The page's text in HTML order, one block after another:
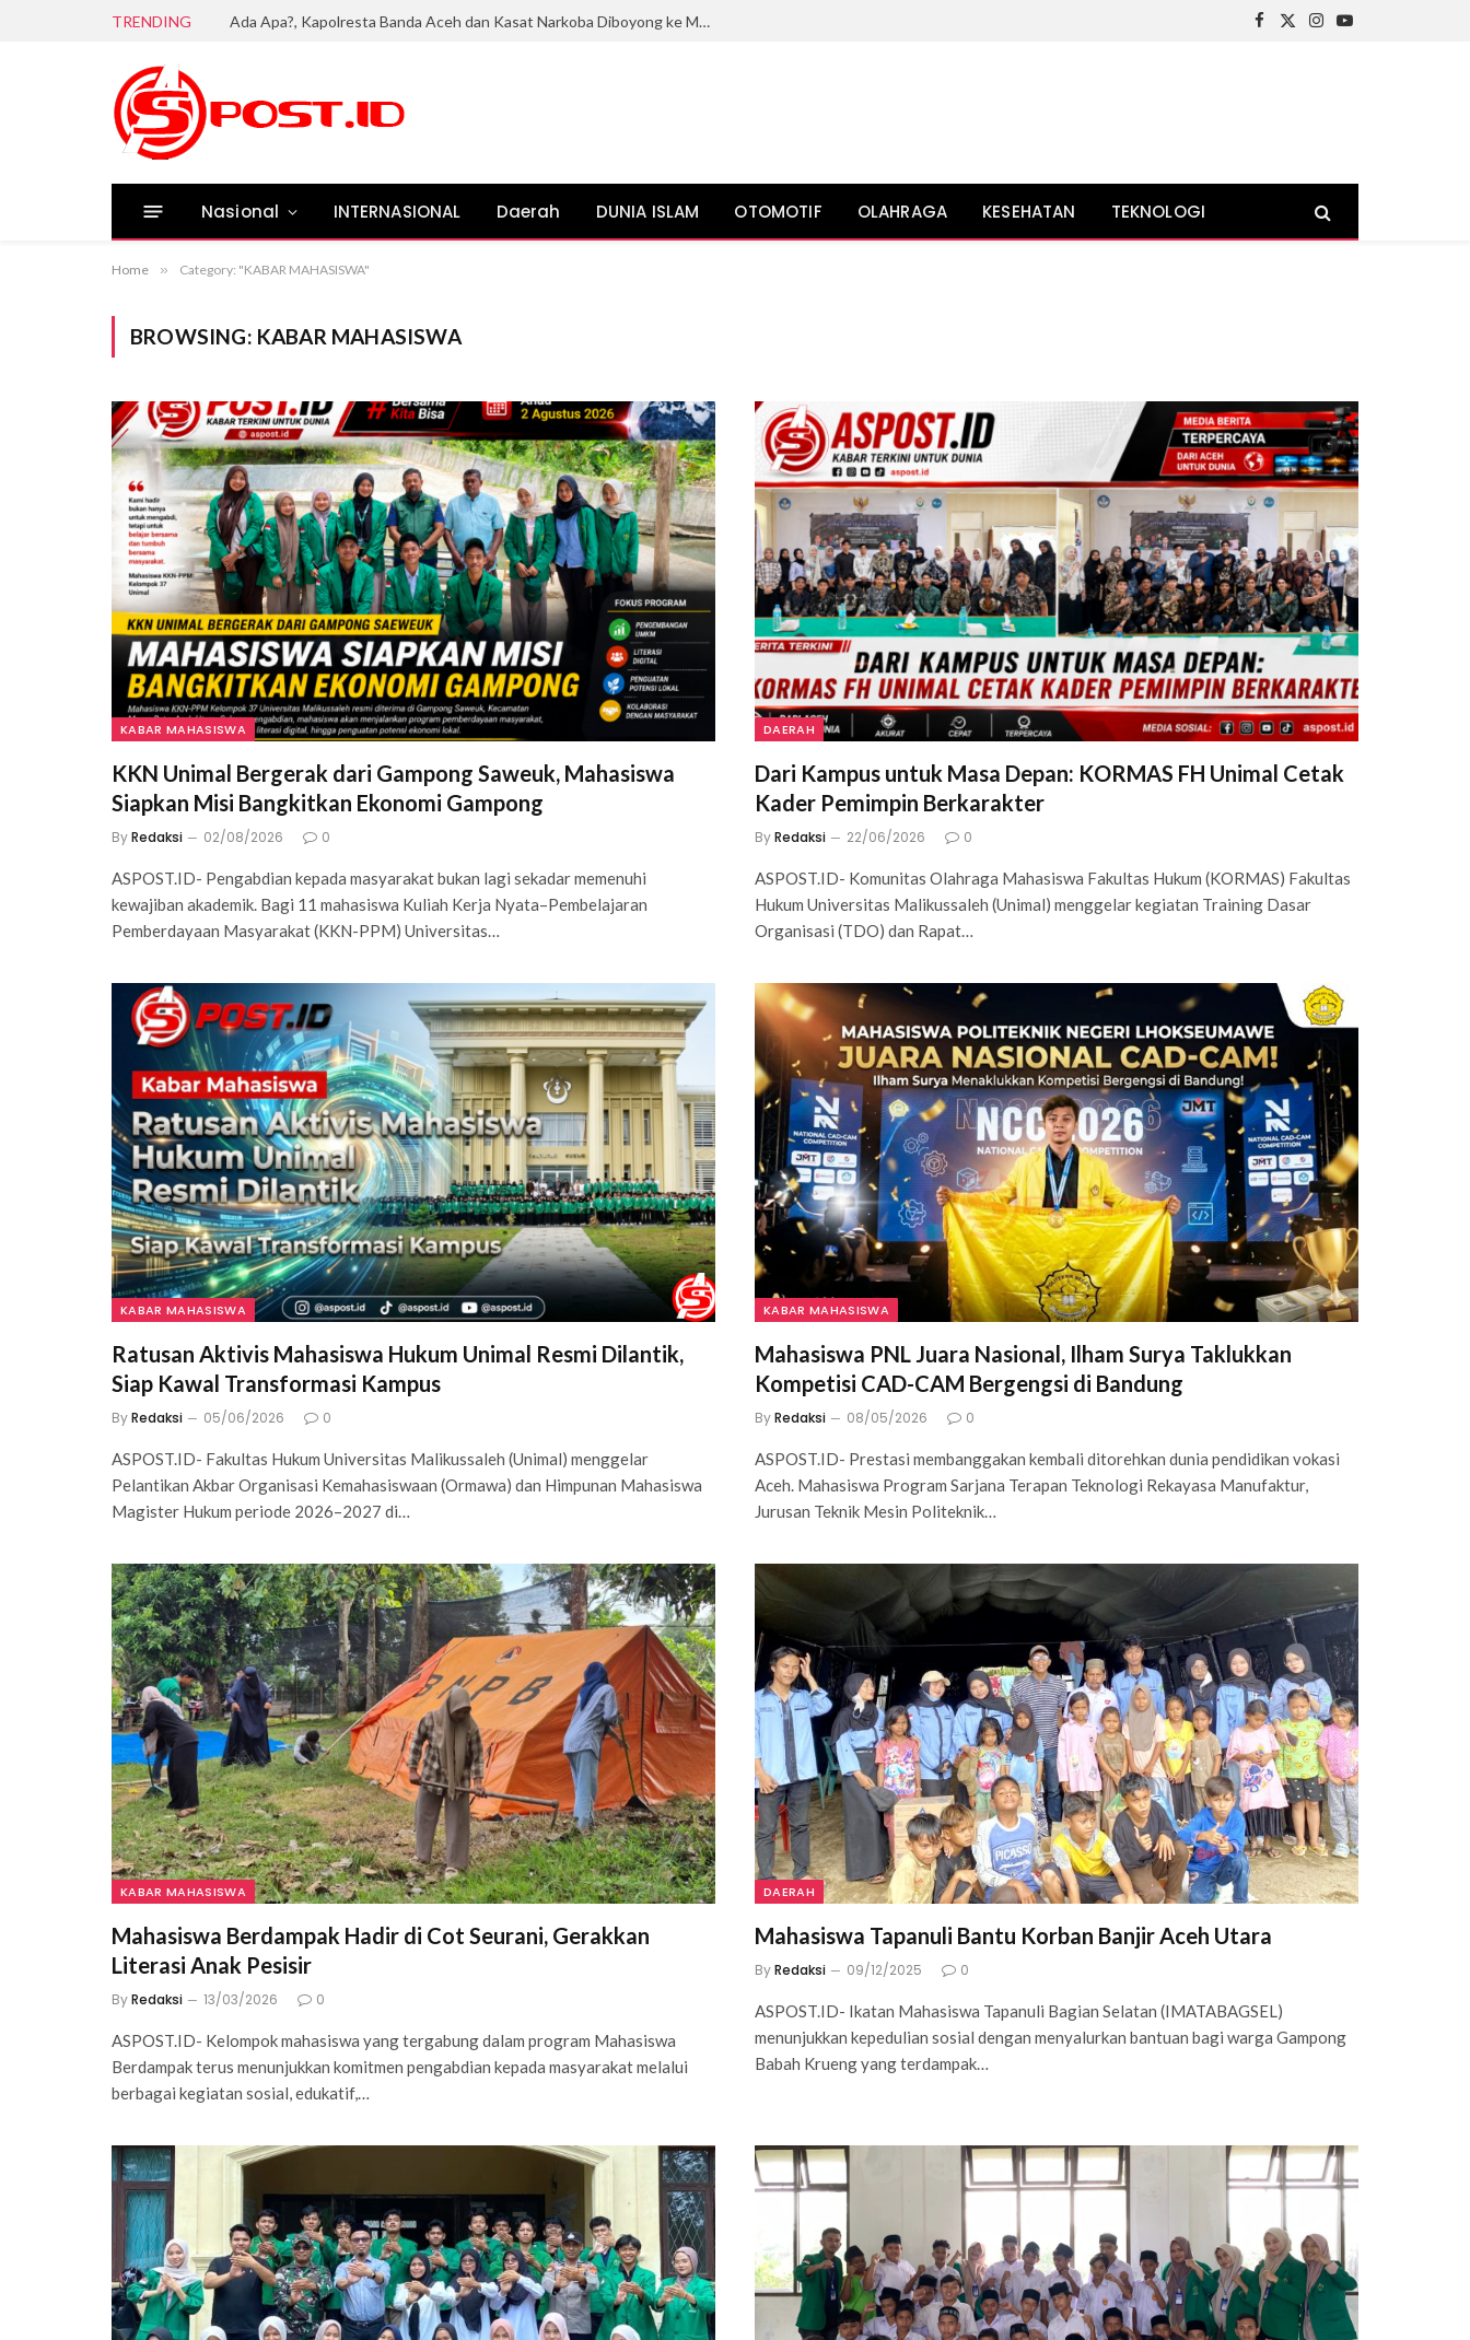
TRENDING Ada Apa?, Kapolresta Banda Aceh dan Kasat Narkoba Diboyong ke Mabes Polri
Facebook
X
Instagram
YouTube
Nasional INTERNASIONAL Daerah DUNIA ISLAM OTOMOTIF OLAHRAGA KESEHATAN TEKNOLOGI
Home » Category: "KABAR MAHASISWA"
BROWSING: KABAR MAHASISWA
KABAR MAHASISWA
KKN Unimal Bergerak dari Gampong Saweuk, Mahasiswa
Siapkan Misi Bangkitkan Ekonomi Gampong
ByRedaksi 02/08/2026 0
ASPOST.ID- Pengabdian kepada masyarakat bukan lagi sekadar memenuhi
kewajiban akademik. Bagi 11 mahasiswa Kuliah Kerja Nyata–Pembelajaran
Pemberdayaan Masyarakat (KKN-PPM) Universitas…
DAERAH
Dari Kampus untuk Masa Depan: KORMAS FH Unimal Cetak
Kader Pemimpin Berkarakter
ByRedaksi 22/06/2026 0
ASPOST.ID- Komunitas Olahraga Mahasiswa Fakultas Hukum (KORMAS) Fakultas
Hukum Universitas Malikussaleh (Unimal) menggelar kegiatan Training Dasar
Organisasi (TDO) dan Rapat…
KABAR MAHASISWA
Ratusan Aktivis Mahasiswa Hukum Unimal Resmi Dilantik,
Siap Kawal Transformasi Kampus
ByRedaksi 05/06/2026 0
ASPOST.ID- Fakultas Hukum Universitas Malikussaleh (Unimal) menggelar
Pelantikan Akbar Organisasi Kemahasiswaan (Ormawa) dan Himpunan Mahasiswa
Magister Hukum periode 2026–2027 di…
KABAR MAHASISWA
Mahasiswa PNL Juara Nasional, Ilham Surya Taklukkan
Kompetisi CAD-CAM Bergengsi di Bandung
ByRedaksi 08/05/2026 0
ASPOST.ID- Prestasi membanggakan kembali ditorehkan dunia pendidikan vokasi
Aceh. Mahasiswa Program Sarjana Terapan Teknologi Rekayasa Manufaktur,
Jurusan Teknik Mesin Politeknik…
KABAR MAHASISWA
Mahasiswa Berdampak Hadir di Cot Seurani, Gerakkan
Literasi Anak Pesisir
ByRedaksi 13/03/2026 0
ASPOST.ID- Kelompok mahasiswa yang tergabung dalam program Mahasiswa
Berdampak terus menunjukkan komitmen pengabdian kepada masyarakat melalui
berbagai kegiatan sosial, edukatif,…
DAERAH
Mahasiswa Tapanuli Bantu Korban Banjir Aceh Utara
ByRedaksi 09/12/2025 0
ASPOST.ID- Ikatan Mahasiswa Tapanuli Bagian Selatan (IMATABAGSEL)
menunjukkan kepedulian sosial dengan menyalurkan bantuan bagi warga Gampong
Babah Krueng yang terdampak…